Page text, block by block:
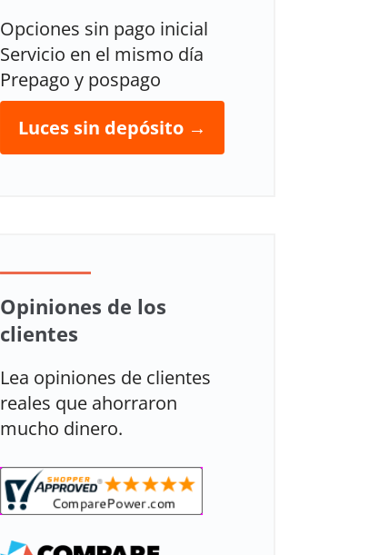
Opciones sin pago inicial
Servicio en el mismo día
Prepago y pospago
Luces sin depósito →
Opiniones de los
clientes
Lea opiniones de clientes
reales que ahorraron
mucho dinero.